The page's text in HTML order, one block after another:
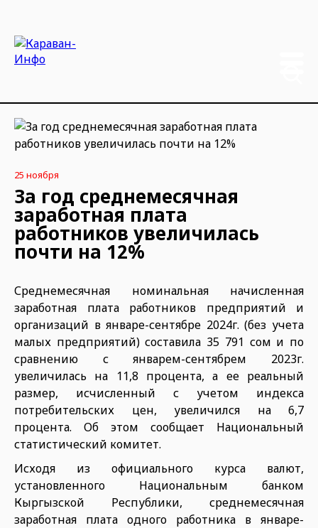
25 ноября
За год среднемесячная
заработная плата
работников увеличилась
почти на 12%
Среднемесячная номинальная начисленная
заработная плата работников предприятий и
организаций в январе-сентябре 2024г. (без учета
малых предприятий) составила 35 791 сом и по
сравнению с январем-сентябрем 2023г.
увеличилась на 11,8 процента, а ее реальный
размер, исчисленный с учетом индекса
потребительских цен, увеличился на 6,7
процента. Об этом сообщает Национальный
статистический комитет.
Исходя из официального курса валют,
установленного Национальным банком
Кыргызской Республики, среднемесячная
заработная плата одного работника в январе-